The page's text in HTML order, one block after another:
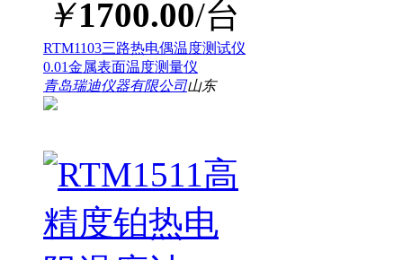
￥1700.00/台
RTM1103三路热电偶温度测试仪
0.01金属表面温度测量仪
青岛瑞迪仪器有限公司山东